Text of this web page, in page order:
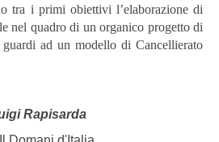
tra i primi obiettivi l’elaborazione di
nel quadro di un organico progetto di
ad un modello di Cancellierato
Rapisarda